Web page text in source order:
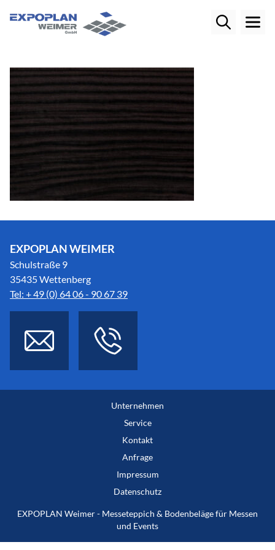
EXPOPLAN WEIMER
Schulstraße 9
35435 Wettenberg
Tel: + 49 (0) 64 06 - 90 67 39
Unternehmen
Service
Kontakt
Anfrage
Impressum
Datenschutz
EXPOPLAN Weimer - Messeteppich & Bodenbeläge für Messen
und Events